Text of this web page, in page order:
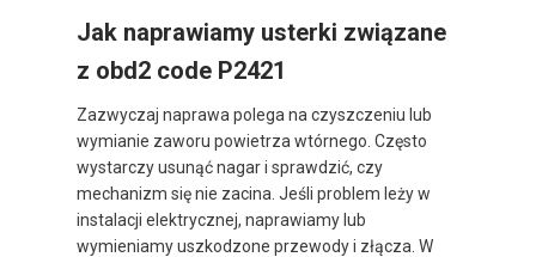
Jak naprawiamy usterki związane
z obd2 code P2421
Zazwyczaj naprawa polega na czyszczeniu lub
wymianie zaworu powietrza wtórnego. Często
wystarczy usunąć nagar i sprawdzić, czy
mechanizm się nie zacina. Jeśli problem leży w
instalacji elektrycznej, naprawiamy lub
wymieniamy uszkodzone przewody i złącza. W